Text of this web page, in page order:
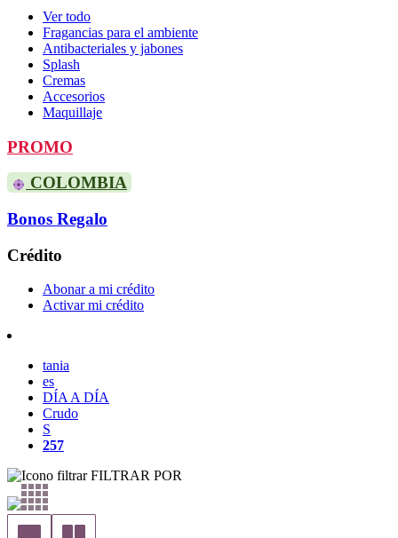
Ver todo
Fragancias para el ambiente
Antibacteriales y jabones
Splash
Cremas
Accesorios
Maquillaje
PROMO
COLOMBIA
Bonos Regalo
Crédito
Abonar a mi crédito
Activar mi crédito
tania
es
DÍA A DÍA
Crudo
S
257
FILTRAR POR